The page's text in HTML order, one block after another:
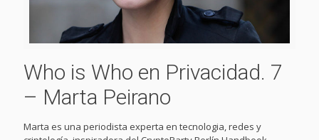
Who is Who en Privacidad. 7
– Marta Peirano
Marta es una periodista experta en tecnologia, redes y